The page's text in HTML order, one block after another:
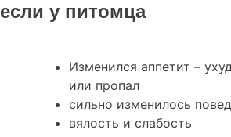
если у питомца
Изменился аппетит –
или пропал
сильно изменилось
вялость и слабость